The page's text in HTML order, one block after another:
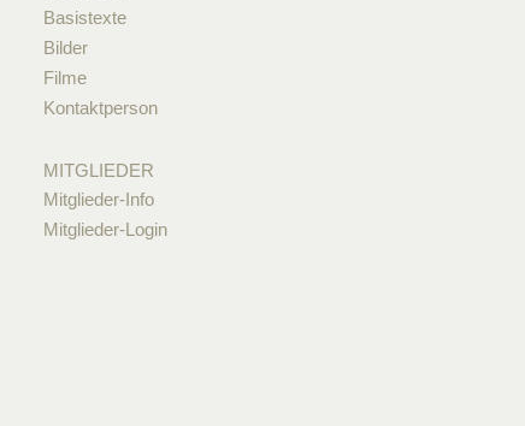
Basistexte
Bilder
Filme
Kontaktperson
MITGLIEDER
Mitglieder-Info
Mitglieder-Login